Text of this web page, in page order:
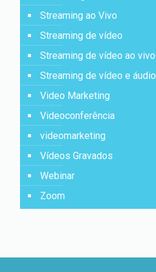
Streaming ao Vivo
Streaming de vídeo
Streaming de vídeo ao vivo
Streaming de vídeo e áudio
Video Marketing
Videoconferência
videomarketing
Vídeos Gravados
Webinar
Zoom